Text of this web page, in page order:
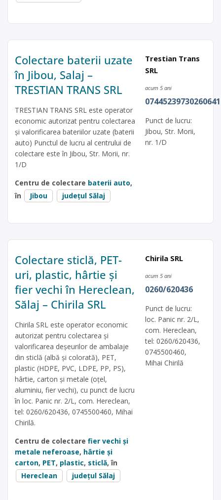
Colectare baterii uzate
în Jibou, Salaj –
TRESTIAN TRANS SRL
TRESTIAN TRANS SRL este operator
economic autorizat pentru colectarea
și valorificarea bateriilor uzate (baterii
auto) Punctul de lucru al centrului de
colectare este în Jibou, Str. Morii, nr.
1/D
Centru de colectare baterii auto,
în
Jibou județul Sălaj
Trestian Trans
SRL
acum 5 ani
Punct de lucru:
Jibou, Str. Morii,
nr. 1/D
Colectare sticlă, PET-
uri, plastic, hârtie și
fier vechi în Hereclean,
Sălaj – Chirila SRL
Chirila SRL este operator economic
autorizat pentru colectarea și
valorificarea deșeurilor de ambalaje
din sticlă (albă și colorată), PET,
plastic (HDPE, PVC, LDPE, PP, PS),
hârtie, carton și metale (oțel,
aluminiu, fier vechi), cu punct de lucru
în loc. Panic nr. 2/L, com. Hereclean,
tel: 0260/620436, 0745500460, Mihai
Chirilă.
Centru de colectare fier vechi și
metale neferoase, hârtie și
carton, PET, plastic, sticlă, în
Hereclean
județul Sălaj
Chirila SRL
acum 5 ani
0260/620436
Punct de lucru:
loc. Panic nr. 2/L,
com. Hereclean,
tel: 0260/620436,
0745500460,
Mihai Chirilă